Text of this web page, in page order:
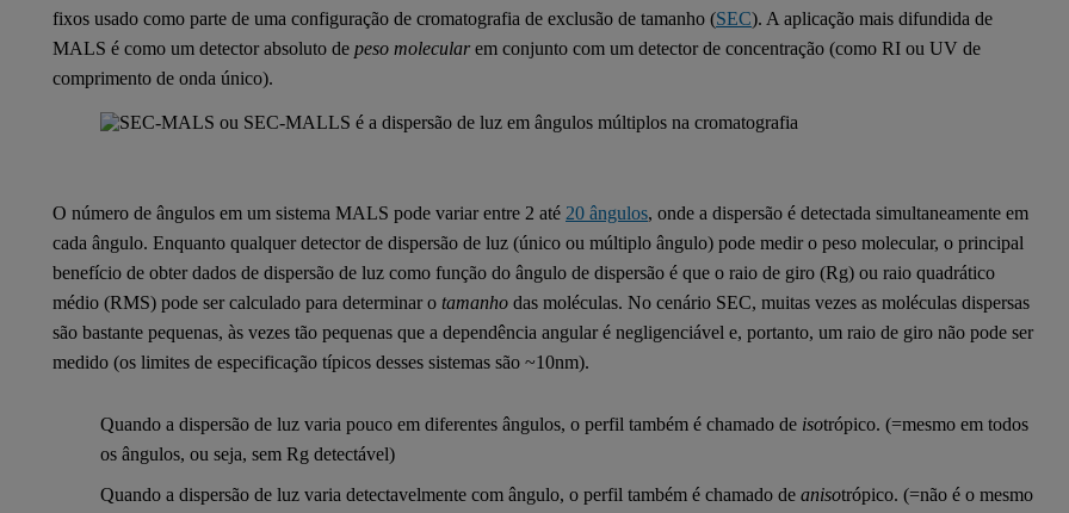
fixos usado como parte de uma configuração de cromatografia de exclusão de tamanho (SEC). A aplicação mais difundida de
MALS é como um detector absoluto de peso molecularem conjunto com um detector de concentração (como RI ou UV de
comprimento de onda único).
O número de ângulos em um sistema MALS pode variar entre 2 até 20 ângulos, onde a dispersão é detectada simultaneamente em
cada ângulo. Enquanto qualquer detector de dispersão de luz (único ou múltiplo ângulo) pode medir o peso molecular, o principal
benefício de obter dados de dispersão de luz como função do ângulo de dispersão é que o raio de giro (Rg) ou raio quadrático
médio (RMS) pode ser calculado para determinar o tamanho das moléculas. No cenário SEC, muitas vezes as moléculas dispersas
são bastante pequenas, às vezes tão pequenas que a dependência angular é negligenciável e, portanto, um raio de giro não pode ser
medido (os limites de especificação típicos desses sistemas são ~10nm).
Quando a dispersão de luz varia pouco em diferentes ângulos, o perfil também é chamado de isotrópico. (=mesmo em todos
os ângulos, ou seja, sem Rg detectável)
Quando a dispersão de luz varia detectavelmente com ângulo, o perfil também é chamado de anisotrópico. (=não é o mesmo